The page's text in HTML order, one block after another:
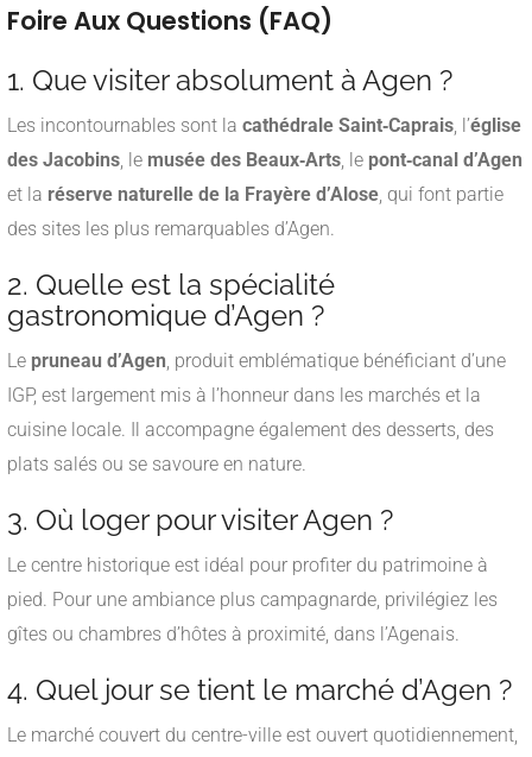
Foire Aux Questions (FAQ)
1. Que visiter absolument à Agen ?
Les incontournables sont la cathédrale Saint‑Caprais, l’église
des Jacobins, le musée des Beaux‑Arts, le pont‑canal d’Agen
et la réserve naturelle de la Frayère d’Alose, qui font partie
des sites les plus remarquables d’Agen.
2. Quelle est la spécialité
gastronomique d’Agen ?
Le pruneau d’Agen, produit emblématique bénéficiant d’une
IGP, est largement mis à l’honneur dans les marchés et la
cuisine locale. Il accompagne également des desserts, des
plats salés ou se savoure en nature.
3. Où loger pour visiter Agen ?
Le centre historique est idéal pour profiter du patrimoine à
pied. Pour une ambiance plus campagnarde, privilégiez les
gîtes ou chambres d’hôtes à proximité, dans l’Agenais.
4. Quel jour se tient le marché d’Agen ?
Le marché couvert du centre-ville est ouvert quotidiennement,